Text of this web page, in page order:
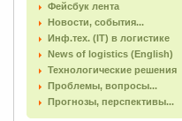
Фейсбук лента
Новости, события...
Инф.тех. (IT) в логистике
News of logistics (English)
Технологические решения
Проблемы, вопросы...
Прогнозы, перспективы...